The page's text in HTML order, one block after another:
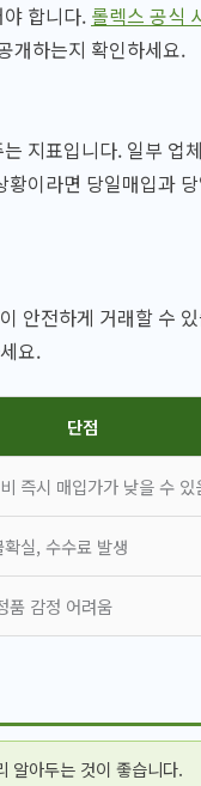
합니다. 롤렉스 공식
개하는지 확인하세요.
지표입니다. 일부 업
이라면 당일매입과
안전하게 거래할 수
요.
단점
즉시 매입가가 낮을 수 있
실, 수수료 발생
품 감정 어려움
알아두는 것이 좋습니다.